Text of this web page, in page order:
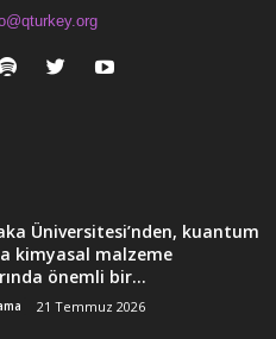
Üniversitesi’nden, kuantum
kimyasal malzeme
önemli bir...
21 Temmuz 2026